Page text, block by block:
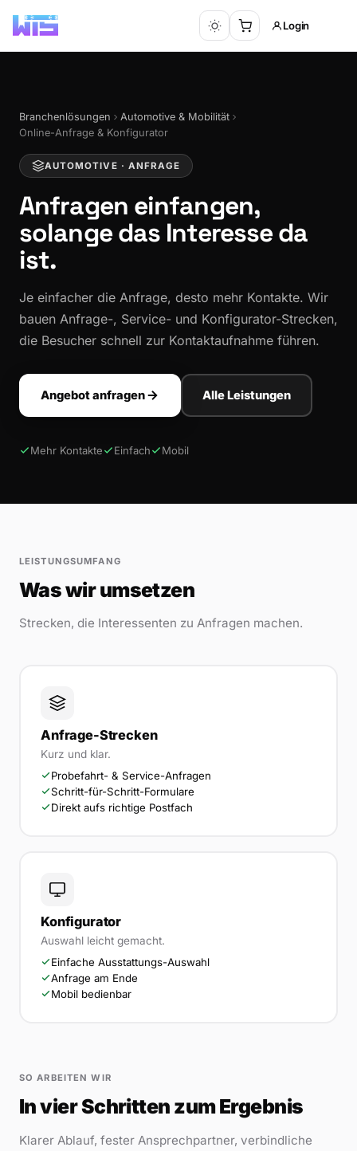
Login
Branchenlösungen
Automotive & Mobilität
Online-Anfrage & Konfigurator
AUTOMOTIVE · ANFRAGE
Anfragen einfangen,
solange das Interesse da
ist.
Je einfacher die Anfrage, desto mehr Kontakte. Wir
bauen Anfrage-, Service- und Konfigurator-Strecken,
die Besucher schnell zur Kontaktaufnahme führen.
Angebot anfragen Alle Leistungen
Mehr Kontakte Einfach Mobil
LEISTUNGSUMFANG
Was wir umsetzen
Strecken, die Interessenten zu Anfragen machen.
Anfrage-Strecken
Kurz und klar.
Probefahrt- & Service-Anfragen
Schritt-für-Schritt-Formulare
Direkt aufs richtige Postfach
Konfigurator
Auswahl leicht gemacht.
Einfache Ausstattungs-Auswahl
Anfrage am Ende
Mobil bedienbar
SO ARBEITEN WIR
In vier Schritten zum Ergebnis
Klarer Ablauf, fester Ansprechpartner, verbindliche